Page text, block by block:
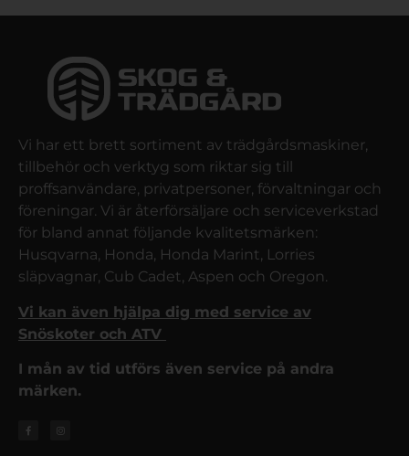
Vi har ett brett sortiment av trädgårdsmaskiner,
tillbehör och verktyg som riktar sig till
proffsanvändare, privatpersoner, förvaltningar och
föreningar. Vi är återförsäljare och serviceverkstad
för bland annat följande kvalitetsmärken:
Husqvarna, Honda, Honda Marint, Lorries
släpvagnar, Cub Cadet, Aspen och Oregon.
Vi kan även hjälpa dig med service av
Snöskoter och ATV
I mån av tid utförs även service på andra
märken.